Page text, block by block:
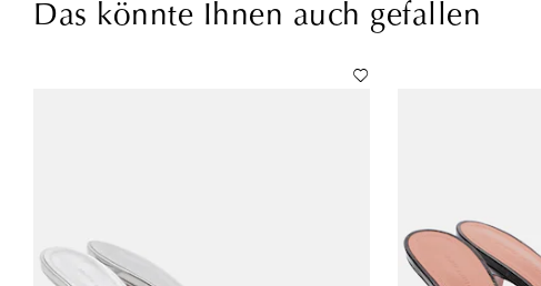
Das könnte Ihnen auch gefallen